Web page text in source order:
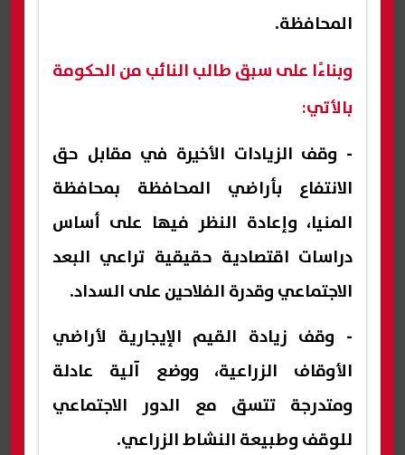
المحافظة.
وبناءًا على سبق طالب النائب من الحكومة
بالأتي:
- وقف الزيادات الأخيرة في مقابل حق
الانتفاع بأراضي المحافظة بمحافظة
المنيا، وإعادة النظر فيها على أساس
دراسات اقتصادية حقيقية تراعي البعد
الاجتماعي وقدرة الفلاحين على السداد.
- وقف زيادة القيم الإيجارية لأراضي
الأوقاف الزراعية، ووضع آلية عادلة
ومتدرجة تتسق مع الدور الاجتماعي
للوقف وطبيعة النشاط الزراعي.